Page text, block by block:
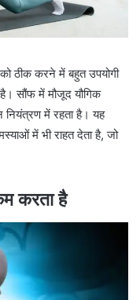
ठीक करने में बहुत उपयोगी
सौंफ में मौजूद यौगिक
में रहता है। यह
में भी राहत देता है, जो
करता है